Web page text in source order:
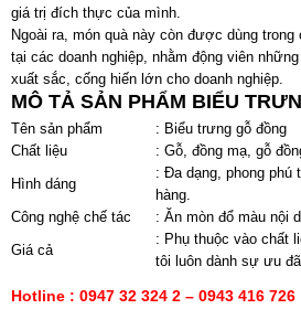
giá trị đích thực của mình.
Ngoài ra, món quà này còn được dùng
tại các doanh nghiệp, nhằm động viên
xuất sắc, cống hiến lớn cho doanh nghiệp.
MÔ TẢ SẢN PHẨM BIỂU
Tên sản phẩm
: Biểu trưng gỗ đồng
Chất liệu
: Gỗ, đồng mạ, gỗ
Hình dáng
: Đa dạng, phong phú
hàng.
Công nghệ chế tác
: Ăn mòn đổ màu nội
Giá cả
: Phụ thuộc vào chất
tôi luôn dành sự ưu
Hotline : 0947 32 324 2 – 0943 416 726